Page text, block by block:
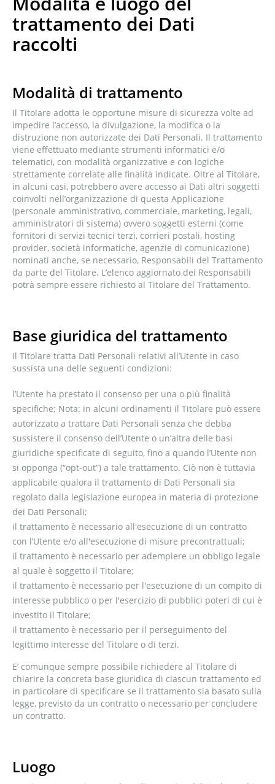
trattamento dei Dati
raccolti
Modalità di trattamento
Il Titolare adotta le opportune misure di sicurezza volte ad
impedire l’accesso, la divulgazione, la modifica o la
distruzione non autorizzate dei Dati Personali. Il trattamento
viene effettuato mediante strumenti informatici e/o
telematici, con modalità organizzative e con logiche
strettamente correlate alle finalità indicate. Oltre al Titolare,
in alcuni casi, potrebbero avere accesso ai Dati altri soggetti
coinvolti nell’organizzazione di questa Applicazione
(personale amministrativo, commerciale, marketing, legali,
amministratori di sistema) ovvero soggetti esterni (come
fornitori di servizi tecnici terzi, corrieri postali, hosting
provider, società informatiche, agenzie di comunicazione)
nominati anche, se necessario, Responsabili del Trattamento
da parte del Titolare. L’elenco aggiornato dei Responsabili
potrà sempre essere richiesto al Titolare del Trattamento.
Base giuridica del trattamento
Il Titolare tratta Dati Personali relativi all’Utente in caso
sussista una delle seguenti condizioni:
l’Utente ha prestato il consenso per una o più finalità
specifiche; Nota: in alcuni ordinamenti il Titolare può essere
autorizzato a trattare Dati Personali senza che debba
sussistere il consenso dell’Utente o un’altra delle basi
giuridiche specificate di seguito, fino a quando l’Utente non
si opponga (“opt-out”) a tale trattamento. Ciò non è tuttavia
applicabile qualora il trattamento di Dati Personali sia
regolato dalla legislazione europea in materia di protezione
dei Dati Personali;
il trattamento è necessario all'esecuzione di un contratto
con l’Utente e/o all'esecuzione di misure precontrattuali;
il trattamento è necessario per adempiere un obbligo legale
al quale è soggetto il Titolare;
il trattamento è necessario per l'esecuzione di un compito di
interesse pubblico o per l'esercizio di pubblici poteri di cui è
investito il Titolare;
il trattamento è necessario per il perseguimento del
legittimo interesse del Titolare o di terzi.
E’ comunque sempre possibile richiedere al Titolare di
chiarire la concreta base giuridica di ciascun trattamento ed
in particolare di specificare se il trattamento sia basato sulla
legge, previsto da un contratto o necessario per concludere
un contratto.
Luogo